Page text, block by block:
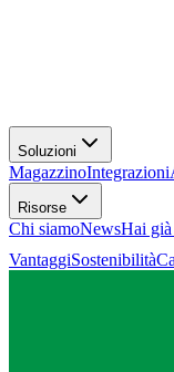
Soluzioni
MagazzinoIntegrazioni
Risorse
Chi siamoNewsHai
VantaggiSostenibilità